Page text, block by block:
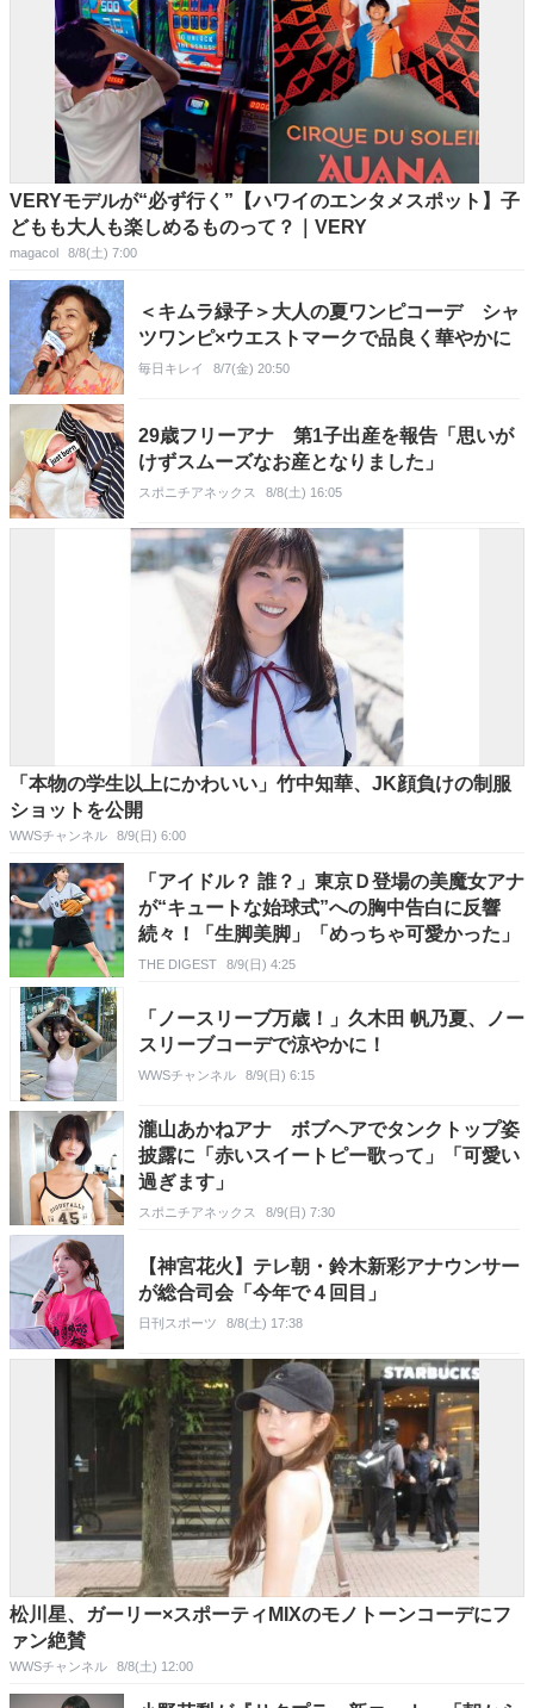
VERYモデルが“必ず行く”【ハワイのエンタメスポット】子
どもも大人も楽しめるものって？｜VERY
magacol 8/8(土) 7:00
＜キムラ緑子＞大人の夏ワンピコーデ シャ
ツワンピ×ウエストマークで品良く華やかに
毎日キレイ 8/7(金) 20:50
29歳フリーアナ 第1子出産を報告「思いが
けずスムーズなお産となりました」
スポニチアネックス 8/8(土) 16:05
「本物の学生以上にかわいい」竹中知華、JK顔負けの制服
ショットを公開
WWSチャンネル 8/9(日) 6:00
「アイドル？ 誰？」東京Ｄ登場の美魔女アナ
が“キュートな始球式”への胸中告白に反響
続々！「生脚美脚」「めっちゃ可愛かった」
THE DIGEST 8/9(日) 4:25
「ノースリーブ万歳！」久木田 帆乃夏、ノー
スリーブコーデで涼やかに！
WWSチャンネル 8/9(日) 6:15
瀧山あかねアナ ボブヘアでタンクトップ姿
披露に「赤いスイートピー歌って」「可愛い
過ぎます」
スポニチアネックス 8/9(日) 7:30
【神宮花火】テレ朝・鈴木新彩アナウンサー
が総合司会「今年で４回目」
日刊スポーツ 8/8(土) 17:38
松川星、ガーリー×スポーティMIXのモノトーンコーデにフ
ァン絶賛
WWSチャンネル 8/8(土) 12:00